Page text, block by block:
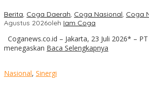
Berita, Coga Daerah, Coga Nasional, Coga
Agustus 2026oleh Iam Coga
Coganews.co.id – Jakarta, 23 Juli 2026* –
menegaskan Baca Selengkapnya
Nasional, Sinergi